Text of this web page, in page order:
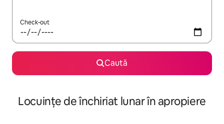
Check-out
Caută
Locuințe de închiriat lunar în apropiere